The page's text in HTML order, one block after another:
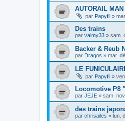
AUTORAIL
par Papyfil »
Des trains
par valmy33 » sam.
Backer & Reub
par Dragos » mar.
LE
par Papyfil »
Locomotive P8
par JEJE » sam.
des trains
par chrisailes » lun.